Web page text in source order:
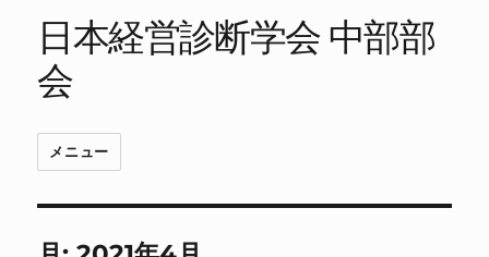
日本経営診断学会 中部部
会
メニュー